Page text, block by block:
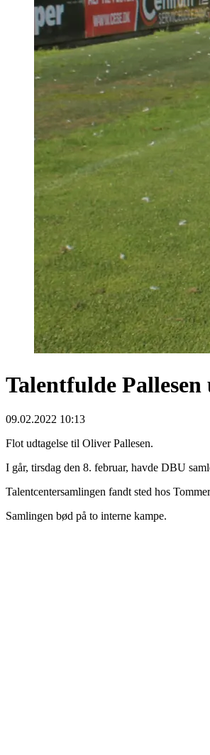
Talentfulde
09.02.2022 10:13
Flot udtagelse til Oliver Pallesen.
I går, tirsdag den 8. februar, havde DBU
Talentcentersamlingen fandt sted hos
Samlingen bød på to interne kampe.